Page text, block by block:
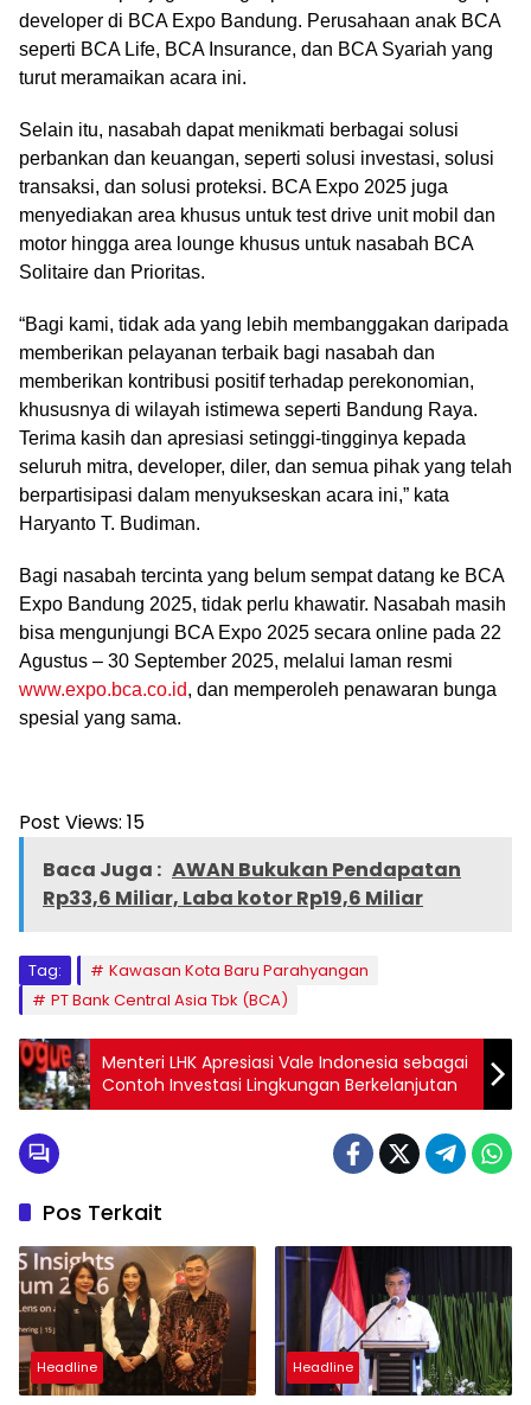
developer di BCA Expo Bandung. Perusahaan anak BCA
seperti BCA Life, BCA Insurance, dan BCA Syariah yang
turut meramaikan acara ini.
Selain itu, nasabah dapat menikmati berbagai solusi
perbankan dan keuangan, seperti solusi investasi, solusi
transaksi, dan solusi proteksi. BCA Expo 2025 juga
menyediakan area khusus untuk test drive unit mobil dan
motor hingga area lounge khusus untuk nasabah BCA
Solitaire dan Prioritas.
“Bagi kami, tidak ada yang lebih membanggakan daripada
memberikan pelayanan terbaik bagi nasabah dan
memberikan kontribusi positif terhadap perekonomian,
khususnya di wilayah istimewa seperti Bandung Raya.
Terima kasih dan apresiasi setinggi-tingginya kepada
seluruh mitra, developer, diler, dan semua pihak yang telah
berpartisipasi dalam menyukseskan acara ini,” kata
Haryanto T. Budiman.
Bagi nasabah tercinta yang belum sempat datang ke BCA
Expo Bandung 2025, tidak perlu khawatir. Nasabah masih
bisa mengunjungi BCA Expo 2025 secara online pada 22
Agustus – 30 September 2025, melalui laman resmi
www.expo.bca.co.id, dan memperoleh penawaran bunga
spesial yang sama.
Post Views: 15
Baca Juga : AWAN Bukukan Pendapatan
Rp33,6 Miliar, Laba kotor Rp19,6 Miliar
Tag:
Kawasan Kota Baru Parahyangan
PT Bank Central Asia Tbk (BCA)
Menteri LHK Apresiasi Vale Indonesia sebagai
Contoh Investasi Lingkungan Berkelanjutan
Pos Terkait
Headline Headline